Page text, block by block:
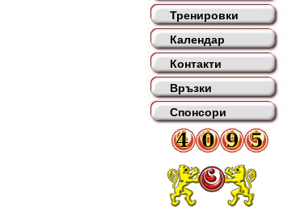
Тренировки
Календар
Контакти
Връзки
Спонсори